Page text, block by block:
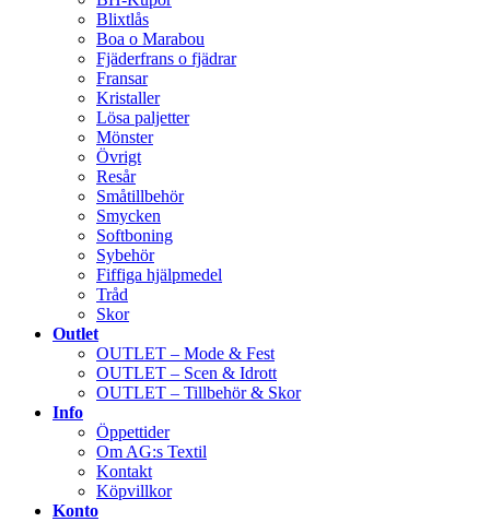
Blixtlås
Boa o Marabou
Fjäderfrans o fjädrar
Fransar
Kristaller
Lösa paljetter
Mönster
Övrigt
Resår
Småtillbehör
Smycken
Softboning
Sybehör
Fiffiga hjälpmedel
Tråd
Skor
Outlet
OUTLET – Mode & Fest
OUTLET – Scen & Idrott
OUTLET – Tillbehör & Skor
Info
Öppettider
Om AG:s Textil
Kontakt
Köpvillkor
Konto